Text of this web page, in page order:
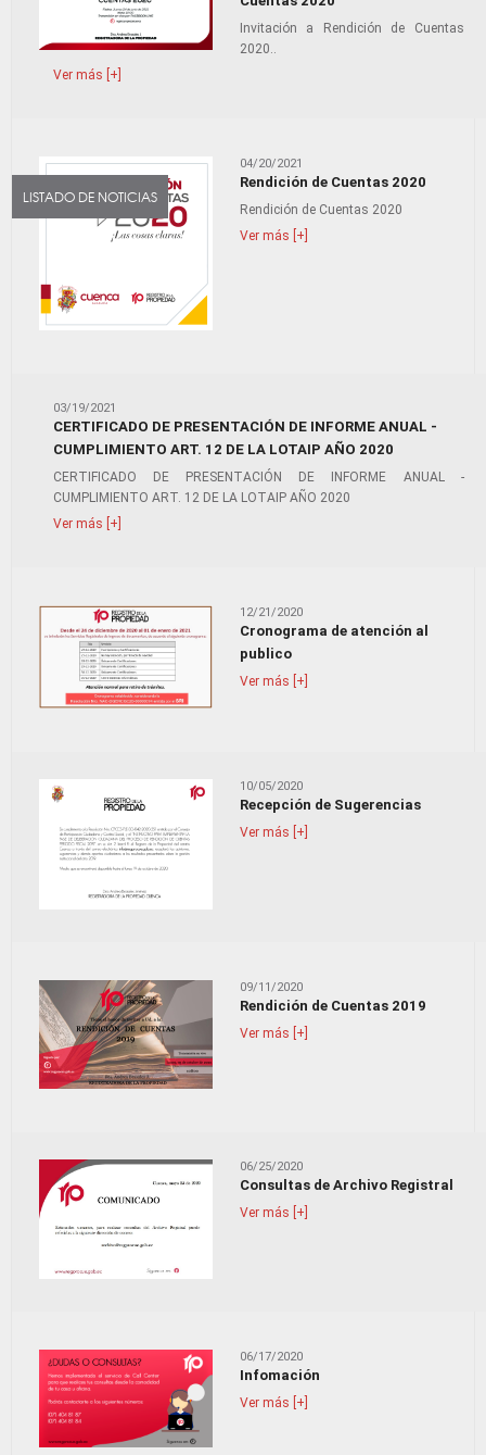
LISTADO DE NOTICIAS
Invitación a Rendición de Cuentas
2020..
Ver más [+]
04/20/2021
Rendición de Cuentas 2020
Rendición de Cuentas 2020
Ver más [+]
03/19/2021
CERTIFICADO DE PRESENTACIÓN DE INFORME ANUAL -
CUMPLIMIENTO ART. 12 DE LA LOTAIP AÑO 2020
CERTIFICADO DE PRESENTACIÓN DE INFORME ANUAL -
CUMPLIMIENTO ART. 12 DE LA LOTAIP AÑO 2020
Ver más [+]
12/21/2020
Cronograma de atención al
publico
Ver más [+]
10/05/2020
Recepción de Sugerencias
Ver más [+]
09/11/2020
Rendición de Cuentas 2019
Ver más [+]
06/25/2020
Consultas de Archivo Registral
Ver más [+]
06/17/2020
Infomación
Ver más [+]